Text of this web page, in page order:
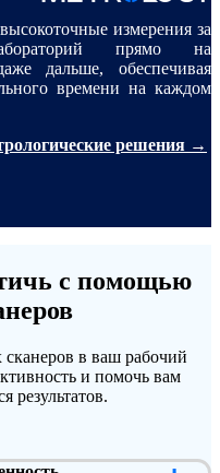
измерения за
прямо на
дальше, обеспечивая
времени на каждом
решения →
с помощью
в ваш рабочий
и помочь вам
результатов.